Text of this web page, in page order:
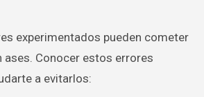
experimentados pueden cometer
ases. Conocer estos errores
a evitarlos: